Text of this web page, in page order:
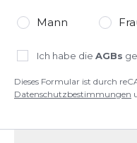
Mann
Ich habe die AGBs
Dieses Formular ist durch
Datenschutzbestimmungen